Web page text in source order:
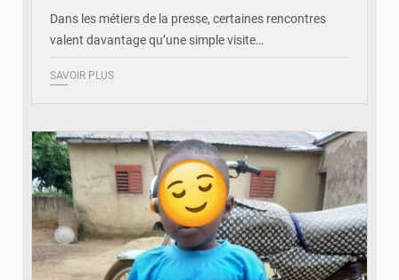
Dans les métiers de la presse, certaines rencontres
valent davantage qu’une simple visite…
SAVOIR PLUS